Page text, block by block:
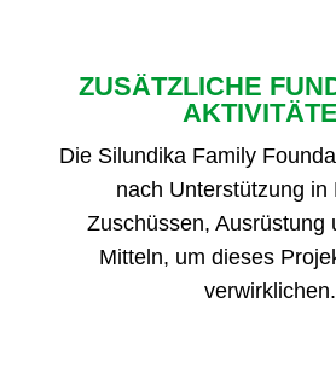
ZUSÄTZLICHE
Die Silundika Family
nach Unterstützung in
Zuschüssen, Ausrüstung
Mitteln, um dieses
verwirklichen.